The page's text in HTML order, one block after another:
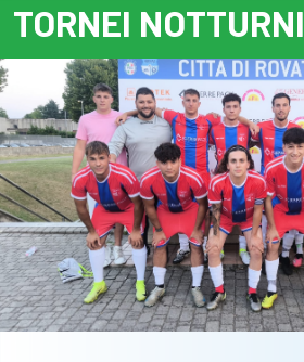
TORNEI NOTTURNI